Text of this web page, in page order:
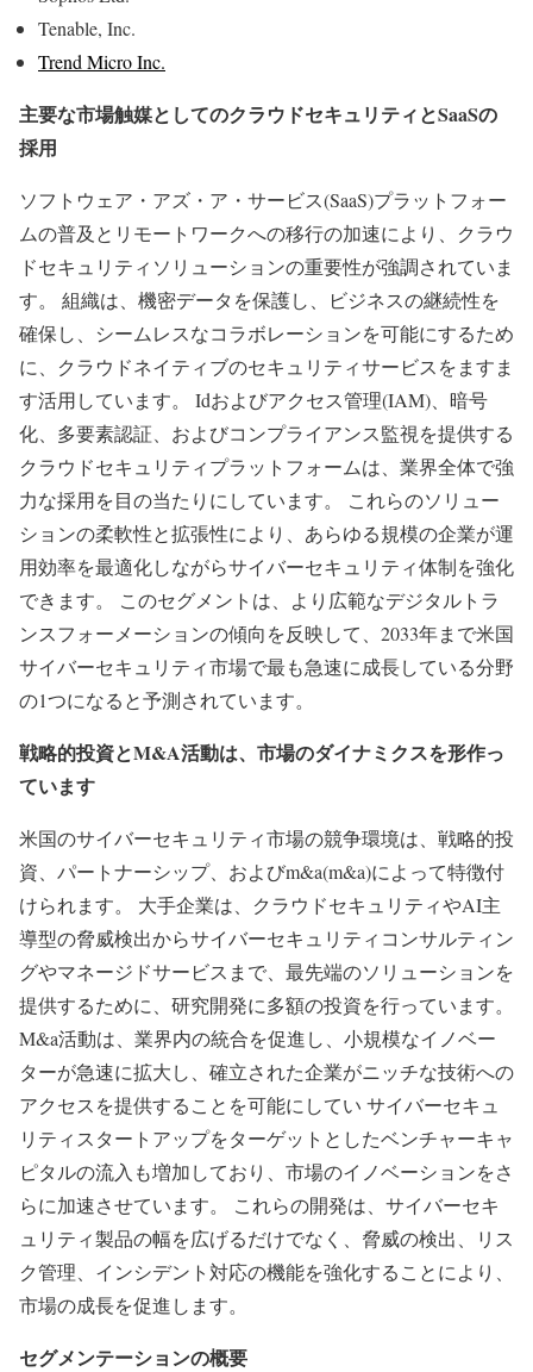
Tenable, Inc.
Trend Micro Inc.
主要な市場触媒としてのクラウドセキュリティとSaaSの
採用
ソフトウェア・アズ・ア・サービス(SaaS)プラットフォー
ムの普及とリモートワークへの移行の加速により、クラウ
ドセキュリティソリューションの重要性が強調されていま
す。 組織は、機密データを保護し、ビジネスの継続性を
確保し、シームレスなコラボレーションを可能にするため
に、クラウドネイティブのセキュリティサービスをますま
す活用しています。 Idおよびアクセス管理(IAM)、暗号
化、多要素認証、およびコンプライアンス監視を提供する
クラウドセキュリティプラットフォームは、業界全体で強
力な採用を目の当たりにしています。 これらのソリュー
ションの柔軟性と拡張性により、あらゆる規模の企業が運
用効率を最適化しながらサイバーセキュリティ体制を強化
できます。 このセグメントは、より広範なデジタルトラ
ンスフォーメーションの傾向を反映して、2033年まで米国
サイバーセキュリティ市場で最も急速に成長している分野
の1つになると予測されています。
戦略的投資とM&A活動は、市場のダイナミクスを形作っ
ています
米国のサイバーセキュリティ市場の競争環境は、戦略的投
資、パートナーシップ、およびm&a(m&a)によって特徴付
けられます。 大手企業は、クラウドセキュリティやAI主
導型の脅威検出からサイバーセキュリティコンサルティン
グやマネージドサービスまで、最先端のソリューションを
提供するために、研究開発に多額の投資を行っています。
M&a活動は、業界内の統合を促進し、小規模なイノベー
ターが急速に拡大し、確立された企業がニッチな技術への
アクセスを提供することを可能にしてい サイバーセキュ
リティスタートアップをターゲットとしたベンチャーキャ
ピタルの流入も増加しており、市場のイノベーションをさ
らに加速させています。 これらの開発は、サイバーセキ
ュリティ製品の幅を広げるだけでなく、脅威の検出、リス
ク管理、インシデント対応の機能を強化することにより、
市場の成長を促進します。
セグメンテーションの概要